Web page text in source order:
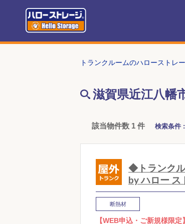
トランクルームのハローストレ
滋賀県近江八幡
該当物件数 1 件 検索条件
◆トランク
by ハロー ス
断熱材
【WEB申込・ご新規様限